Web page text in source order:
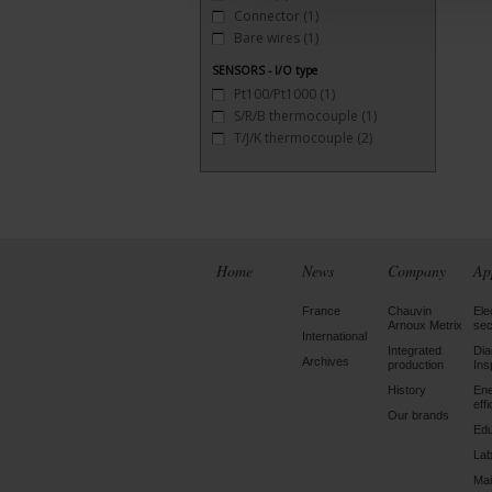
Connector (1)
Bare wires (1)
SENSORS - I/O type
Pt100/Pt1000 (1)
S/R/B thermocouple (1)
T/J/K thermocouple (2)
Home News
France
International
Archives
Company
Chauvin
Arnoux Metrix
Integrated
production
History
Our brands